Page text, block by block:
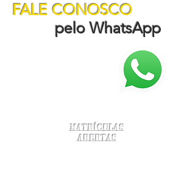
FALE CONOSCO
pelo WhatsApp
Matrículas
Abertas